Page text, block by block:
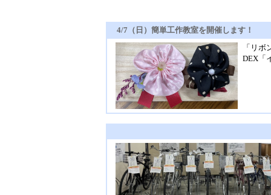
4/7（日）簡単工作教室を開催します！
「リ
DEX「